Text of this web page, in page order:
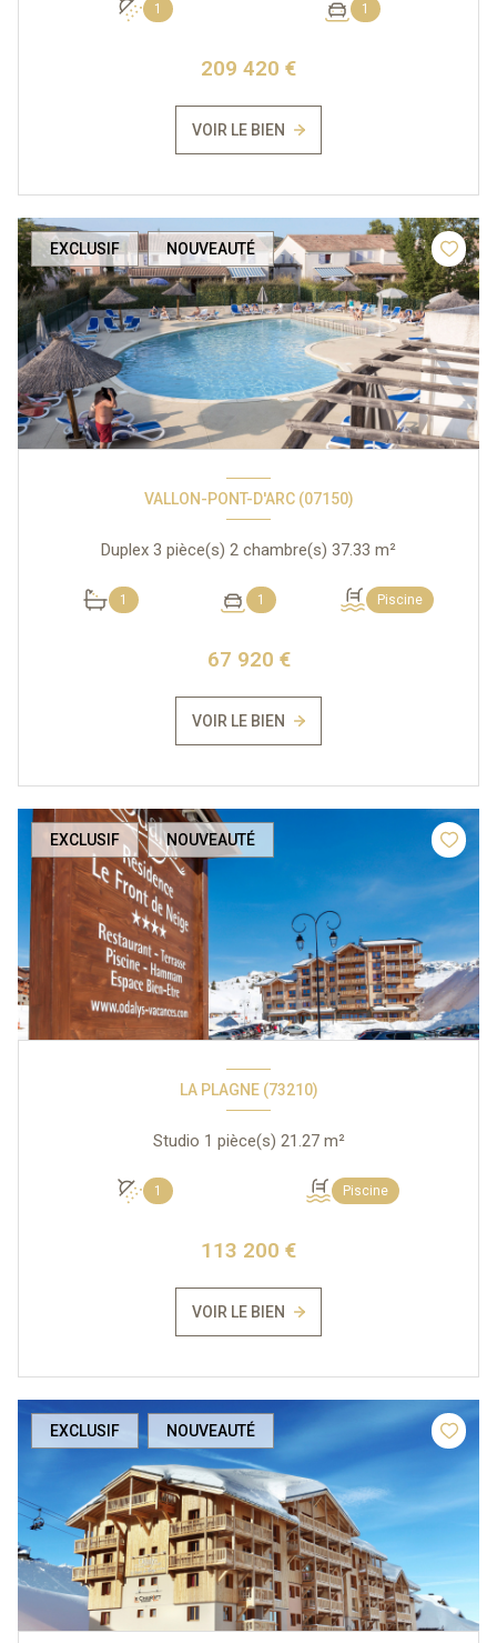
1 1
209 420 €
VOIR LE BIEN
EXCLUSIF NOUVEAUTÉ
VALLON-PONT-D'ARC (07150)
Duplex 3 pièce(s) 2 chambre(s) 37.33 m²
1 1 Piscine
67 920 €
VOIR LE BIEN
EXCLUSIF NOUVEAUTÉ
LA PLAGNE (73210)
Studio 1 pièce(s) 21.27 m²
1 Piscine
113 200 €
VOIR LE BIEN
EXCLUSIF NOUVEAUTÉ